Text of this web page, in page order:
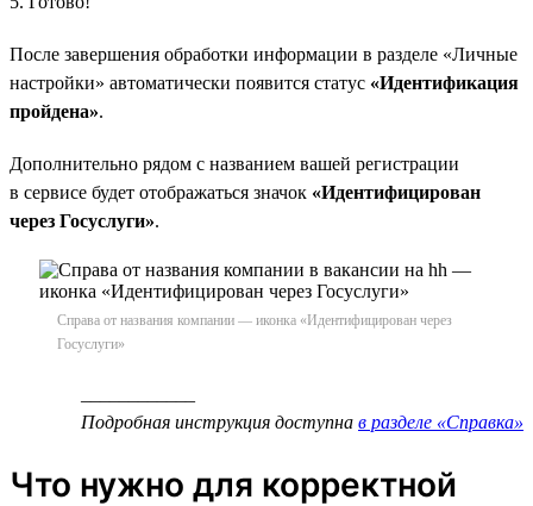
После завершения обработки информации в разделе «Личные
настройки» автоматически появится статус «Идентификация
пройдена».
Дополнительно рядом с названием вашей регистрации
в сервисе будет отображаться значок «Идентифицирован
через Госуслуги».
Справа от названия компании — иконка «Идентифицирован через
Госуслуги»
Подробная инструкция доступна в разделе «Справка»
Что нужно для корректной